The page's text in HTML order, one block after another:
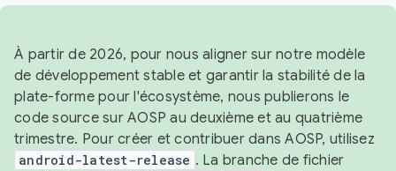
À partir de 2026, pour nous aligner sur notre modèle
de développement stable et garantir la stabilité de la
plate-forme pour l'écosystème, nous publierons le
code source sur AOSP au deuxième et au quatrième
trimestre. Pour créer et contribuer dans AOSP, utilisez
android-latest-release . La branche de fichier